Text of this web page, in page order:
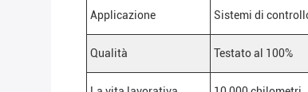
Applicazione Sistemi di
Qualità Testato al 100%